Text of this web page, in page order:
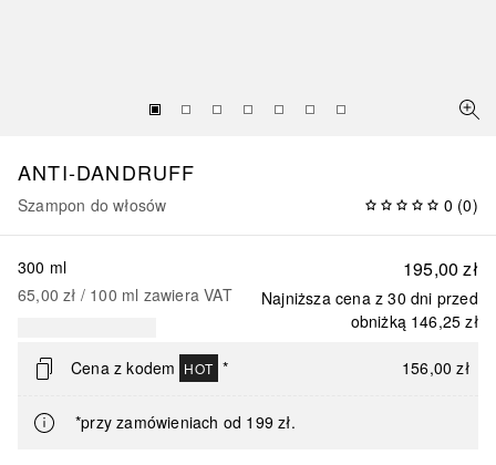
ANTI-DANDRUFF
Szampon do włosów 0 (0)
195,00 zł
Najniższa cena z 30 dni przed
obniżką 146,25 zł
300 ml
65,00 zł / 100 ml zawiera VAT
Cena z kodem HOT * 156,00 zł
*przy zamówieniach od 199 zł.